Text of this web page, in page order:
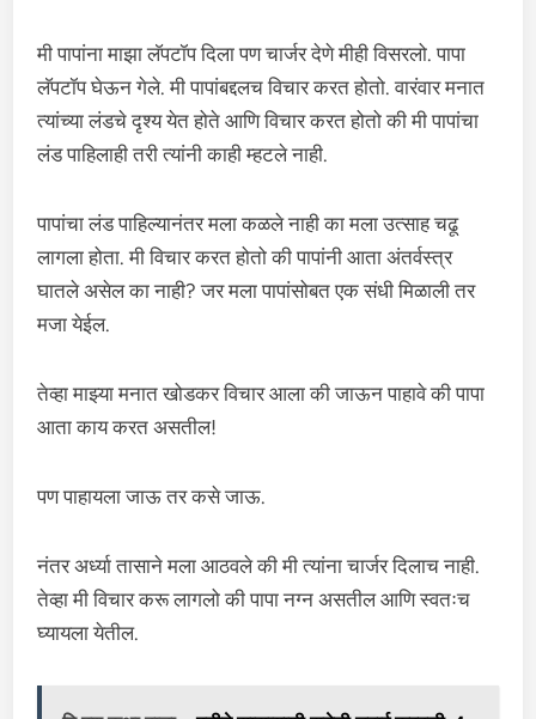
मी पापांना माझा लॅपटॉप दिला पण चार्जर देणे मीही विसरलो. पापा
लॅपटॉप घेऊन गेले. मी पापांबद्दलच विचार करत होतो. वारंवार मनात
त्यांच्या लंडचे दृश्य येत होते आणि विचार करत होतो की मी पापांचा
लंड पाहिलाही तरी त्यांनी काही म्हटले नाही.
पापांचा लंड पाहिल्यानंतर मला कळले नाही का मला उत्साह चढू
लागला होता. मी विचार करत होतो की पापांनी आता अंतर्वस्त्र
घातले असेल का नाही? जर मला पापांसोबत एक संधी मिळाली तर
मजा येईल.
तेव्हा माझ्या मनात खोडकर विचार आला की जाऊन पाहावे की पापा
आता काय करत असतील!
पण पाहायला जाऊ तर कसे जाऊ.
नंतर अर्ध्या तासाने मला आठवले की मी त्यांना चार्जर दिलाच नाही.
तेव्हा मी विचार करू लागलो की पापा नग्न असतील आणि स्वतःच
घ्यायला येतील.